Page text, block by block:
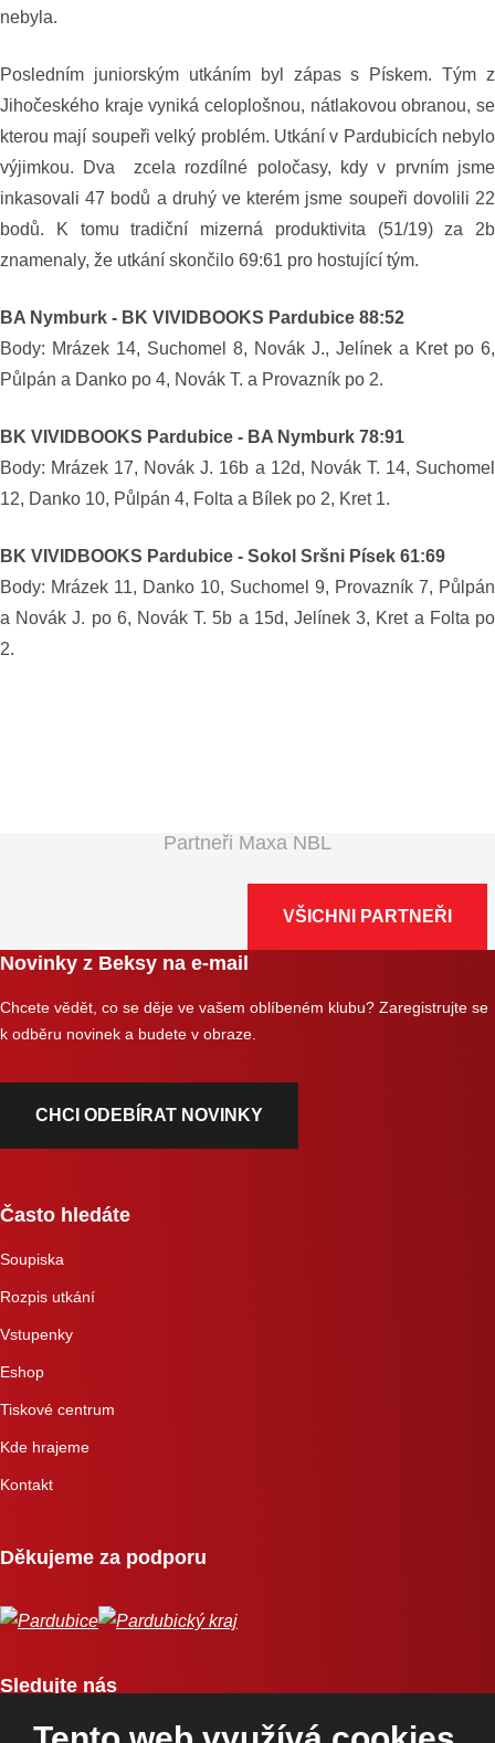
nebyla.
Posledním juniorským utkáním byl zápas s Pískem. Tým z
Jihočeského kraje vyniká celoplošnou, nátlakovou obranou, se
kterou mají soupeři velký problém. Utkání v Pardubicích nebylo
výjimkou. Dva zcela rozdílné poločasy, kdy v prvním jsme
inkasovali 47 bodů a druhý ve kterém jsme soupeři dovolili 22
bodů. K tomu tradiční mizerná produktivita (51/19) za 2b
znamenaly, že utkání skončilo 69:61 pro hostující tým.
BA Nymburk - BK VIVIDBOOKS Pardubice 88:52
Body: Mrázek 14, Suchomel 8, Novák J., Jelínek a Kret po 6,
Půlpán a Danko po 4, Novák T. a Provazník po 2.
BK VIVIDBOOKS Pardubice - BA Nymburk 78:91
Body: Mrázek 17, Novák J. 16b a 12d, Novák T. 14, Suchomel
12, Danko 10, Půlpán 4, Folta a Bílek po 2, Kret 1.
BK VIVIDBOOKS Pardubice - Sokol Sršni Písek 61:69
Body: Mrázek 11, Danko 10, Suchomel 9, Provazník 7, Půlpán
a Novák J. po 6, Novák T. 5b a 15d, Jelínek 3, Kret a Folta po
2.
Partneři Maxa NBL
VŠICHNI PARTNEŘI
Novinky z Beksy na e-mail
Chcete vědět, co se děje ve vašem oblíbeném klubu? Zaregistrujte se
k odběru novinek a budete v obraze.
CHCI ODEBÍRAT NOVINKY
Často hledáte
Soupiska
Rozpis utkání
Vstupenky
Eshop
Tiskové centrum
Kde hrajeme
Kontakt
Děkujeme za podporu
Sledujte nás